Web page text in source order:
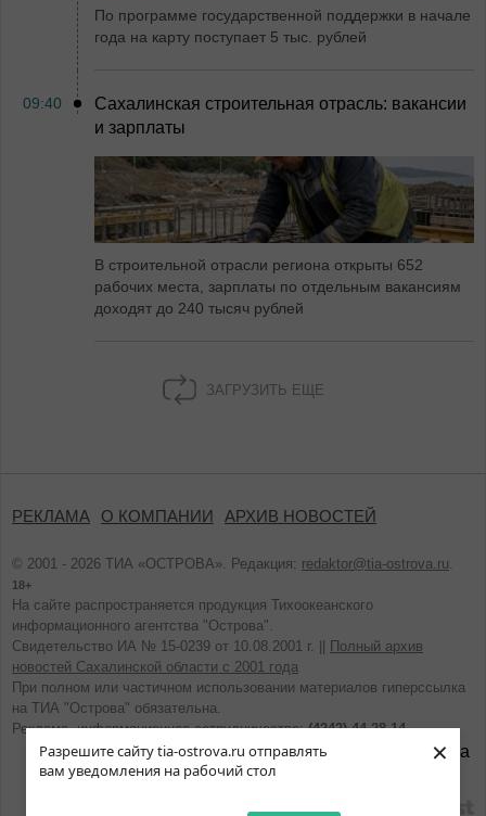
Разрешите сайту tia-ostrova.ru отправлять
вам уведомления на рабочий стол
×
По программе государственной поддержки в начале
года на карту поступает 5 тыс. рублей
09:40
Сахалинская строительная отрасль: вакансии
и зарплаты
В строительной отрасли региона открыты 652
рабочих места, зарплаты по отдельным вакансиям
доходят до 240 тысяч рублей
ЗАГРУЗИТЬ ЕЩЕ
РЕКЛАМА О КОМПАНИИ АРХИВ НОВОСТЕЙ
© 2001 - 2026 ТИА «ОСТРОВА». Редакция: redaktor@tia-ostrova.ru.
18+
На сайте распространяется продукция Тихоокеанского
информационного агентства "Острова".
Свидетельство ИА № 15-0239 от 10.08.2001 г. ||
Полный архив
новостей Сахалинской области с 2001 года
При полном или частичном использовании материалов гиперссылка
на ТИА "Острова" обязательна.
Реклама, информационное сотрудничество:(4242) 44-28-14.
разработано